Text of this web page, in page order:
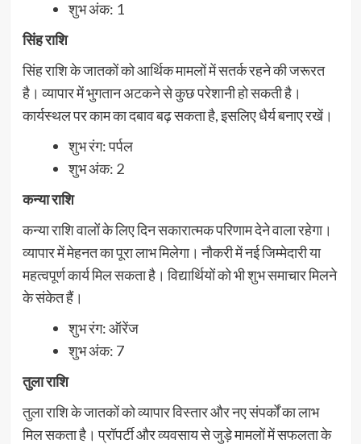
शुभ अंक: 1
सिंह राशि
सिंह राशि के जातकों को आर्थिक मामलों में सतर्क रहने की जरूरत
है। व्यापार में भुगतान अटकने से कुछ परेशानी हो सकती है।
कार्यस्थल पर काम का दबाव बढ़ सकता है, इसलिए धैर्य बनाए रखें।
शुभ रंग: पर्पल
शुभ अंक: 2
कन्या राशि
कन्या राशि वालों के लिए दिन सकारात्मक परिणाम देने वाला रहेगा।
व्यापार में मेहनत का पूरा लाभ मिलेगा। नौकरी में नई जिम्मेदारी या
महत्वपूर्ण कार्य मिल सकता है। विद्यार्थियों को भी शुभ समाचार मिलने
के संकेत हैं।
शुभ रंग: ऑरेंज
शुभ अंक: 7
तुला राशि
तुला राशि के जातकों को व्यापार विस्तार और नए संपर्कों का लाभ
मिल सकता है। प्रॉपर्टी और व्यवसाय से जुड़े मामलों में सफलता के